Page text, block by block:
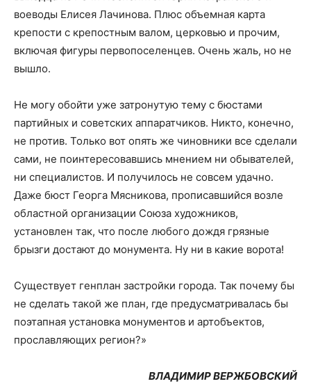
воеводы Елисея Лачинова. Плюс объемная карта
крепости с крепостным валом, церковью и прочим,
включая фигуры первопоселенцев. Очень жаль, но не
вышло.
Не могу обойти уже затронутую тему с бюстами
партийных и советских аппаратчиков. Никто, конечно,
не против. Только вот опять же чиновники все сделали
сами, не поинтересовавшись мнением ни обывателей,
ни специалистов. И получилось не совсем удачно.
Даже бюст Георга Мясникова, прописавшийся возле
областной организации Союза художников,
установлен так, что после любого дождя грязные
брызги достают до монумента. Ну ни в какие ворота!
Существует генплан застройки города. Так почему бы
не сделать такой же план, где предусматривалась бы
поэтапная установка монументов и арт­объектов,
прославляющих регион?»
ВЛАДИМИР ВЕРЖБОВСКИЙ